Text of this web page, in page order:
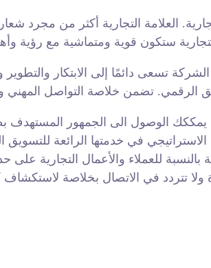
العلامة التجارية أكثر من مجرد
تسعى دائمًا إلى الابتكار والتطوير
الاستراتيجي في خدمتها الرائعة
بالنسبة للعملاء والأعمال التجارية